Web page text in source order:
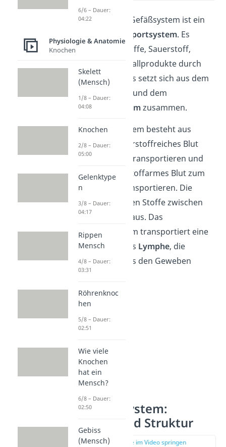
Das menschliche Gefäßsystem ist ein
Transportsystem. Es
befördert Nährstoffe, Sauerstoff,
Hormone und Abfallprodukte durch
unseren Körper. Es setzt sich aus dem
Blutgefäßsystem und dem
Lymphgefäßsystemzusammen.
Das Blutgefäßsystem besteht aus
Arterien, die sauerstoffreiches Blut
vom Herzen weg transportieren und
Venen, die sauerstoffarmes Blut zum
Herzen zurücktransportieren. Die
Kapillarentauschen Stoffe zwischen
Blut und Gewebe aus. Das
Lymphgefäßsystem transportiert eine
Flüssigkeit namens Lymphe, die
Abfallprodukte aus den Geweben
entfernt.
Blutgefäßsystem:
Funktion und Struktur
zur Stelle im Video springen
6/6 – Dauer:
04:22
Physiologie & Anatomie
Knochen
Skelett
(Mensch)
1/8 – Dauer:
04:08
Knochen
2/8 – Dauer:
05:00
Gelenktype
n
3/8 – Dauer:
04:17
Rippen
Mensch
4/8 – Dauer:
03:31
Röhrenknoc
hen
5/8 – Dauer:
02:51
Wie viele
Knochen
hat ein
Mensch?
6/8 – Dauer:
02:50
Gebiss
(Mensch)